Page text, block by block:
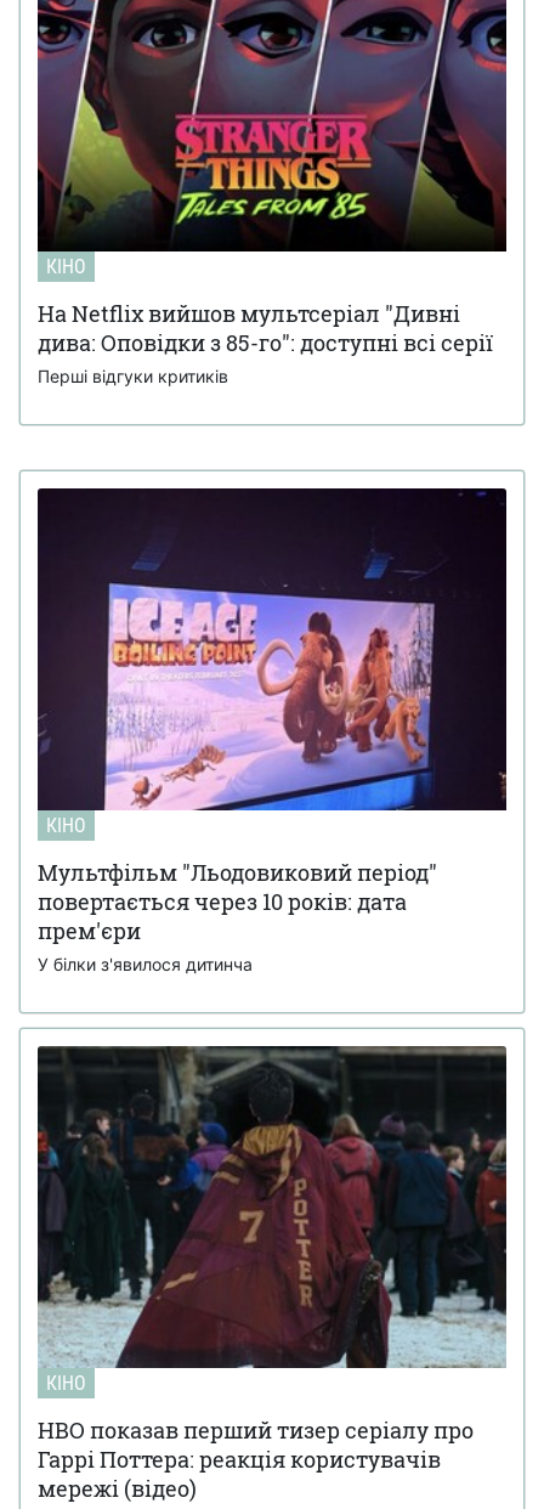
КІНО
На Netflix вийшов мультсеріал "Дивні
дива: Оповідки з 85-го": доступні всі серії
Перші відгуки критиків
КІНО
Мультфільм "Льодовиковий період"
повертається через 10 років: дата
прем'єри
У білки з'явилося дитинча
КІНО
HBO показав перший тизер серіалу про
Гаррі Поттера: реакція користувачів
мережі (відео)